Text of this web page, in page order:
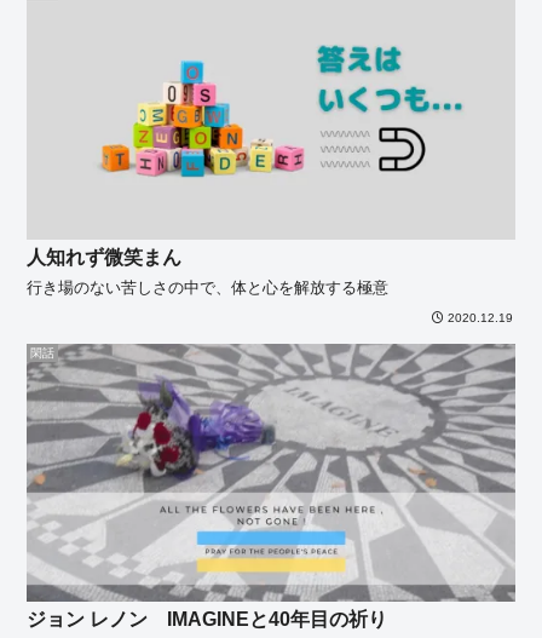
人知れず微笑まん
行き場のない苦しさの中で、体と心を解放する極意
2020.12.19
閑話
ジョン レノン IMAGINEと40年目の祈り